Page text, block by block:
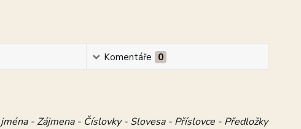
Komentáře 0
- Zájmena - Číslovky - Slovesa - Příslovce - Předložky